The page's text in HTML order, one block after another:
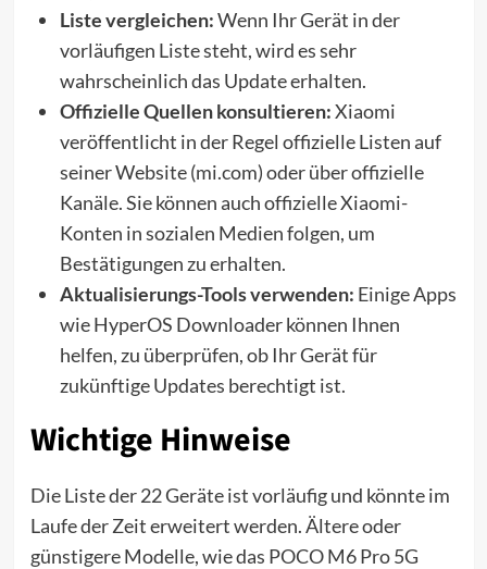
Liste vergleichen:Wenn Ihr Gerät in der
vorläufigen Liste steht, wird es sehr
wahrscheinlich das Update erhalten.
Offizielle Quellen konsultieren:Xiaomi
veröffentlicht in der Regel offizielle Listen auf
seiner Website (mi.com) oder über offizielle
Kanäle. Sie können auch offizielle Xiaomi-
Konten in sozialen Medien folgen, um
Bestätigungen zu erhalten.
Aktualisierungs-Tools verwenden: Einige Apps
wie HyperOS Downloader können Ihnen
helfen, zu überprüfen, ob Ihr Gerät für
zukünftige Updates berechtigt ist.
Wichtige Hinweise
Die Liste der 22 Geräte ist vorläufig und könnte im
Laufe der Zeit erweitert werden. Ältere oder
günstigere Modelle, wie das POCO M6 Pro 5G